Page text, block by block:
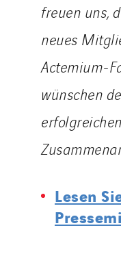
freuen uns,
neues
Actemium-
wünschen
Lesen